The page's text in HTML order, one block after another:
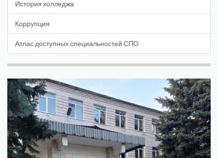
История колледжа
Коррупция
Атлас доступных специальностей СПО